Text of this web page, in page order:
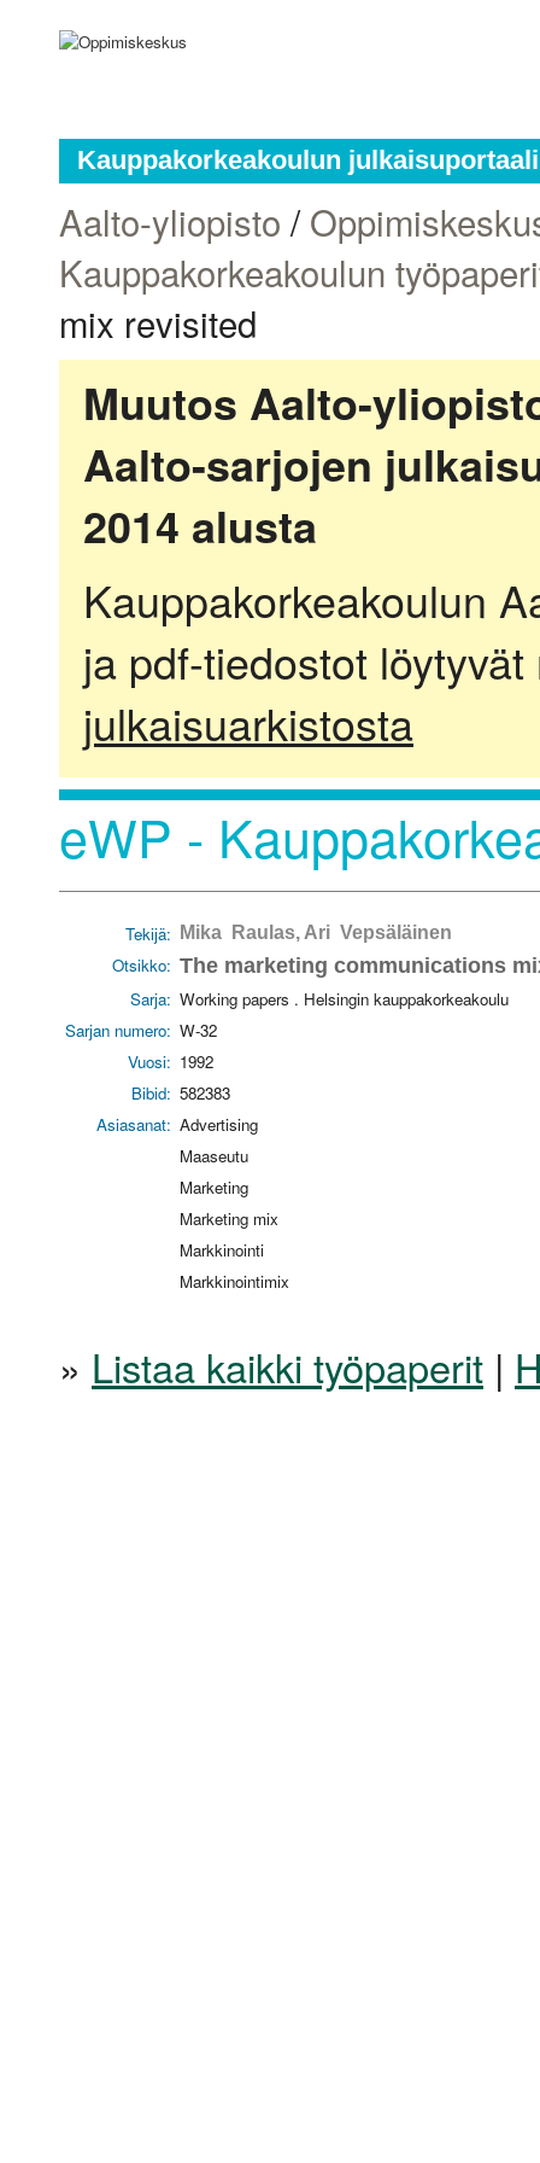
Kauppakorkeakoulun julkaisuportaali
Aalto-yliopisto /
Kauppakorkeakoulun
mix revisited
Muutos Aalto-
Aalto-sarjojen
2014 alusta
Kauppakorkeakoulun
ja pdf-tiedostot
julkaisuarkistosta
eWP -
Tekijä: Mika Raulas, Ari Vepsäläinen
Otsikko: The marketing communications
Sarja: Working papers . Helsingin kauppakorkeakoulu
Sarjan numero: W-32
Vuosi: 1992
Bibid: 582383
Asiasanat: Advertising
Maaseutu
Marketing
Marketing mix
Markkinointi
Markkinointimix
» Listaa kaikki työpaperit |